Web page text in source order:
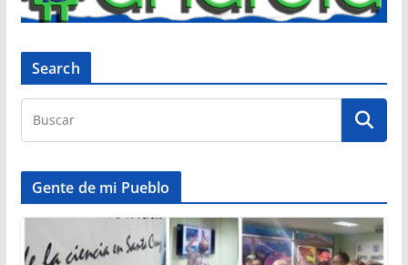
Search
Gente de mi Pueblo